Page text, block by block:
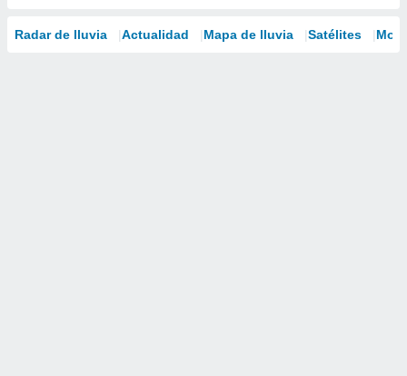
Radar de lluvia Actualidad Mapa de lluvia Satélites